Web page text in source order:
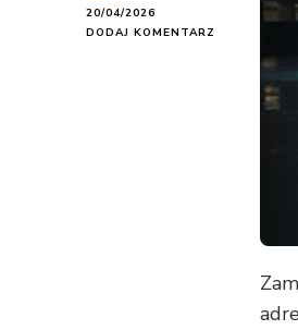
20/04/2026
DODAJ KOMENTARZ
ZAMELDOWAĆ